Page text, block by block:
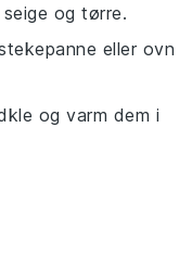
og tørre.
eller ovn
og varm dem i